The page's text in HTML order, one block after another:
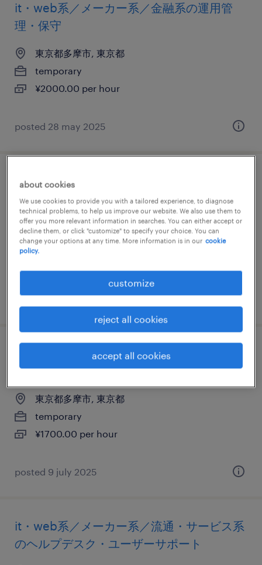
it・web系／メーカー系／金融系の運用管
理・保守
東京都多摩市, 東京都
temporary
¥2000.00 per hour
posted 28 may 2025
it・web系／メーカー系／流通・サービス系
の運用管理・保守
東京都多摩市, 東京都
temporary
posted 18 august 2025
it・web系／メーカー系／流通・サービス系
のテスト・評価
東京都多摩市, 東京都
temporary
¥1700.00 per hour
posted 9 july 2025
it・web系／メーカー系／流通・サービス系
のヘルプデスク・ユーザーサポート
about cookies
We use cookies to provide you with a tailored experience, to diagnose
technical problems, to help us improve our website. We also use them to
offer you more relevant information in searches. You can either accept or
decline them, or click "customize" to specify your choice. You can
change your options at any time. More information is in our cookie
policy.
customize
reject all cookies
accept all cookies